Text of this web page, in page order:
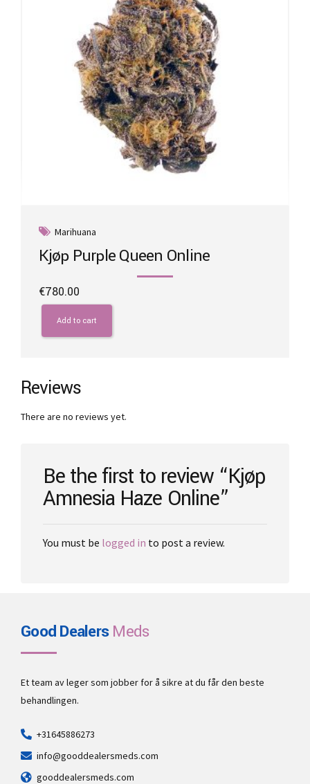
Marihuana
Kjøp Purple Queen Online
€780.00
Add to cart
Reviews
There are no reviews yet.
Be the first to review “Kjøp
Amnesia Haze Online”
You must be logged in to post a review.
Good DealersMeds
Et team av leger som jobber for å sikre at du får den beste
behandlingen.
+31645886273
info@gooddealersmeds.com
gooddealersmeds.com